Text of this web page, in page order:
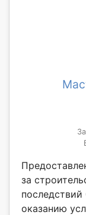
за
оказанию